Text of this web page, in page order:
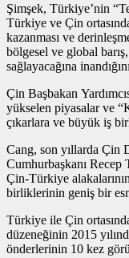
Şimşek, Türkiye’nin
Türkiye ve Çin
kazanması ve
bölgesel ve global
sağlayacağına
Çin Başbakan
yükselen piyasalar ve
çıkarlara ve büyük iş
Cang, son yıllarda Çin
Cumhurbaşkanı Recep
Çin-Türkiye
birliklerinin geniş bir
Türkiye ile Çin
düzeneğinin 2015
önderlerinin 10 kez